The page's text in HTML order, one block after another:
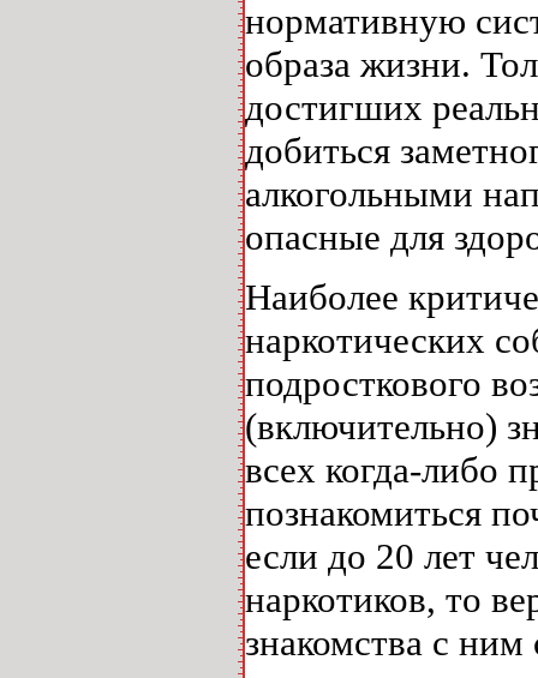
нормативную
образа жизни.
достигших
добиться
алкогольными
опасные для
Наиболее
наркотических
подросткового
(включительно)
всех когда-либо
познакомиться
если до 20 лет
наркотиков, то
знакомства с